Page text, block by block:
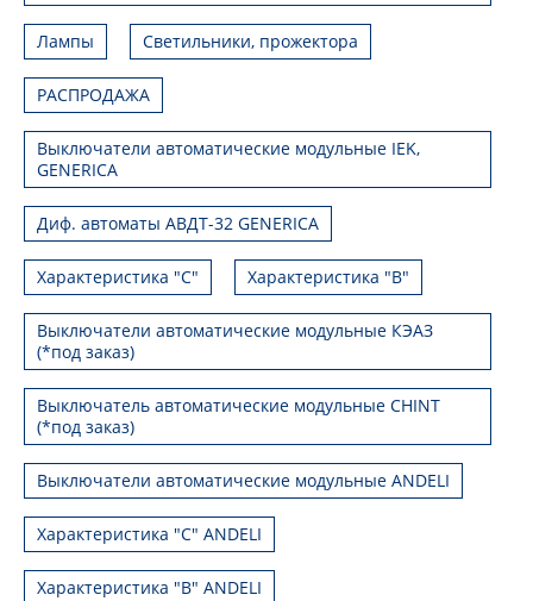
Лампы Светильники, прожектора
РАСПРОДАЖА
Выключатели автоматические модульные IEK,
GENERICA
Диф. автоматы АВДТ-32 GENERICA
Характеристика "С" Характеристика "В"
Выключатели автоматические модульные КЭАЗ
(*под заказ)
Выключатель автоматические модульные CHINT
(*под заказ)
Выключатели автоматические модульные ANDELI
Характеристика "C" ANDELI
Характеристика "B" ANDELI